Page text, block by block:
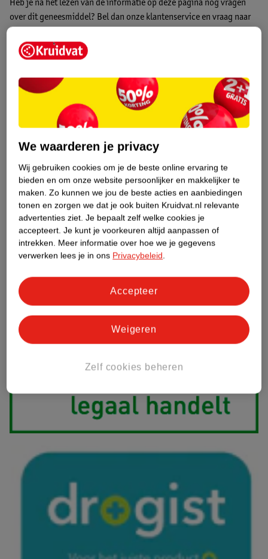
Heb je na het lezen van de informatie op deze pagina nog vragen
over dit geneesmiddel? Bel dan onze klantenservice en vraag naar
telefoonnummer 0318 798 000 (tegen lokaal tarief). Wij zijn
telefonisch bereikbaar van maandag t/m vrijdag van 9.30 uur tot
feestdagen gesloten.
Onze livechatis bereikbaar van maandag t/m
vrijdag van 9.00 uur tot 17.30 uur. Weekenden en feestdagen
gesloten. Wij adviseren niet verder te gaan met de bestelling van
Gecertificeerde winkels en webshops met de Groene Plus doen er
zelfzorggeneesmiddelen. Het kan altijd gebeuren dat je een klacht
hebt over onze advisering. Wij horen dat graag om onze service te
verbeteren, ,neem dan contact op met onze klantenservice.We
helpen je graag!
We waarderen je privacy
Wij gebruiken cookies om je de beste online ervaring te
bieden en om onze website persoonlijker en makkelijker te
maken. Zo kunnen we jou de beste acties en aanbiedingen
tonen en zorgen we dat je ook buiten Kruidvat.nl relevante
advertenties ziet. Je bepaalt zelf welke cookies je
accepteert. Je kunt je voorkeuren altijd aanpassen of
intrekken. Meer informatie over hoe we je gegevens
verwerken lees je in ons Privacybeleid.
Zelf cookies beheren
Weigeren
Accepteer